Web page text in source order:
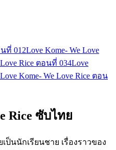
ที่ 01 2Love Kome- We Love
Rice ตอนที่ 034Love
Love Kome- We Love Rice ตอน
Rice ซับไทย
ป็นนักเรียนชาย เรื่องราวของ